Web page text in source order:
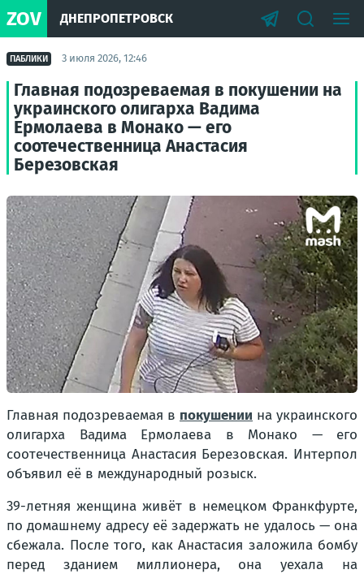
ZOV ДНЕПРОПЕТРОВСК
ПАБЛИКИ 3 июля 2026, 12:46
Главная подозреваемая в покушении на
украинского олигарха Вадима
Ермолаева в Монако — его
соотечественница Анастасия
Березовская
Главная подозреваемая в покушении на украинского
олигарха Вадима Ермолаева в Монако — его
соотечественница Анастасия Березовская. Интерпол
объявил её в международный розыск.
39-летняя женщина живёт в немецком Франкфурте,
по домашнему адресу её задержать не удалось — она
сбежала. После того, как Анастасия заложила бомбу
перед зданием миллионера, она уехала на